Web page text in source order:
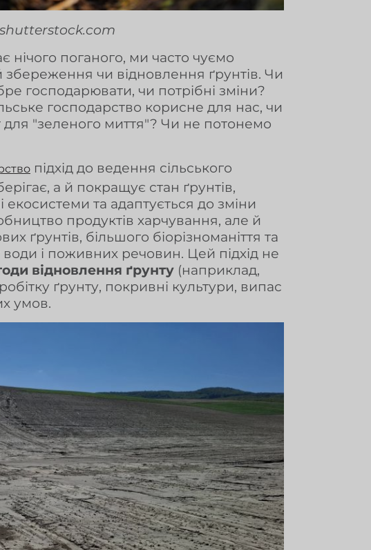
нічого поганого, ми часто чуємо
чи відновлення ґрунтів. Чи
господарювати, чи потрібні зміни?
господарство корисне для нас, чи
"зеленого миття"? Чи не потонемо
підхід до ведення сільського
а й покращує стан ґрунтів,
та адаптується до зміни
продуктів харчування, але й
ґрунтів, більшого біорізноманіття та
і поживних речовин. Цей підхід не
відновлення ґрунту (наприклад,
ґрунту, покривні культури, випас
умов.